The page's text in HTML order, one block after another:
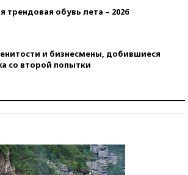
трендовая обувь лета – 2026
и бизнесмены, добившиеся
со второй попытки